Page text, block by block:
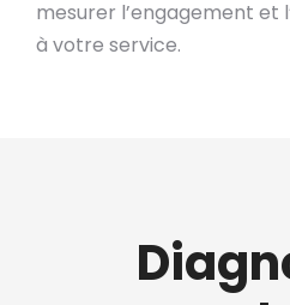
mesurer l’engagement et
à votre service.